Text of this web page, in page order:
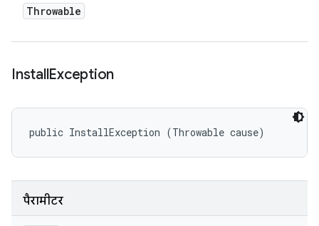
Throwable
InstallException
public InstallException (Throwable cause)
पैरामीटर